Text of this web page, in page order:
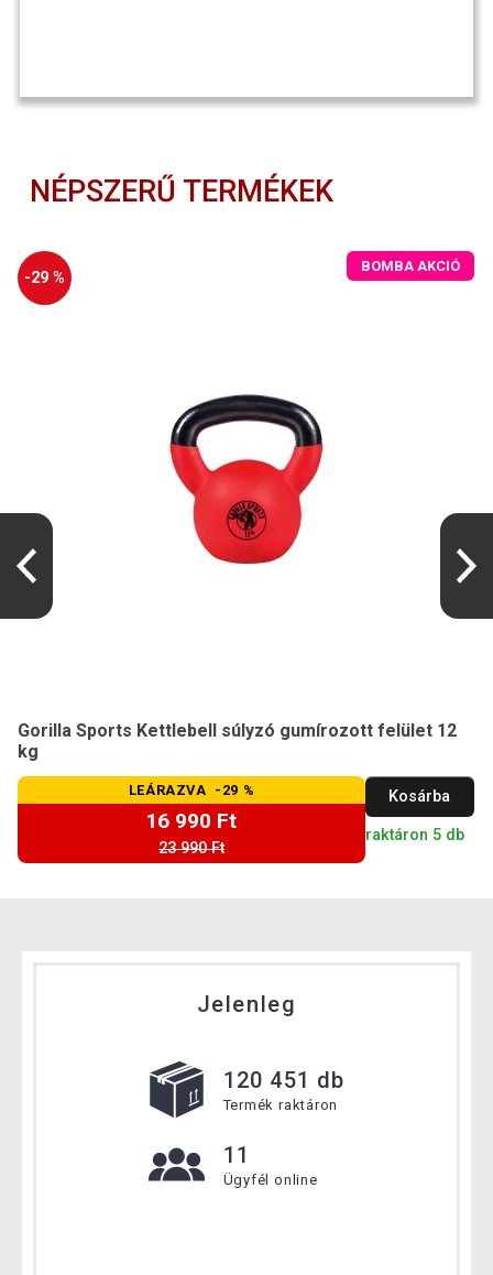
NÉPSZERŰ TERMÉKEK
-29 %
BOMBA AKCIÓ
Gorilla Sports Kettlebell súlyzó gumírozott felület 12
kg
LEÁRAZVA -29 %
16 990 Ft
23 990 Ft
Kosárba
raktáron 5 db
Jelenleg
120 451 db
Termék raktáron
11
Ügyfél online